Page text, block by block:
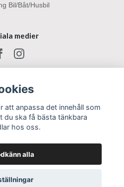
Bil/Båt/Husbil
medier
att anpassa det innehåll som
ska få bästa tänkbara
hos oss.
alla